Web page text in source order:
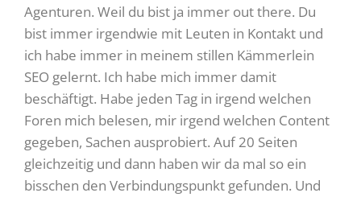
Agenturen. Weil du bist ja immer out there. Du
bist immer irgendwie mit Leuten in Kontakt und
ich habe immer in meinem stillen Kämmerlein
SEO gelernt. Ich habe mich immer damit
beschäftigt. Habe jeden Tag in irgend welchen
Foren mich belesen, mir irgend welchen Content
gegeben, Sachen ausprobiert. Auf 20 Seiten
gleichzeitig und dann haben wir da mal so ein
bisschen den Verbindungspunkt gefunden. Und